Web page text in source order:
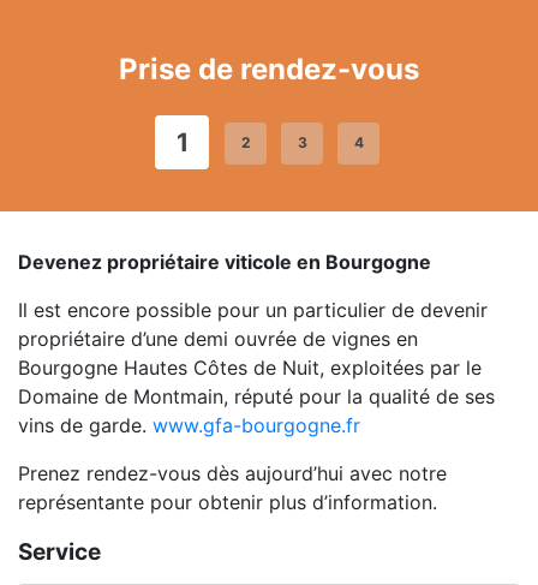
Prise de rendez-vous
1 2 3 4
Devenez propriétaire viticole en Bourgogne
Il est encore possible pour un particulier de devenir
propriétaire d’une demi ouvrée de vignes en
Bourgogne Hautes Côtes de Nuit, exploitées par le
Domaine de Montmain, réputé pour la qualité de ses
vins de garde. www.gfa-bourgogne.fr
Prenez rendez-vous dès aujourd’hui avec notre
représentante pour obtenir plus d’information.
Service